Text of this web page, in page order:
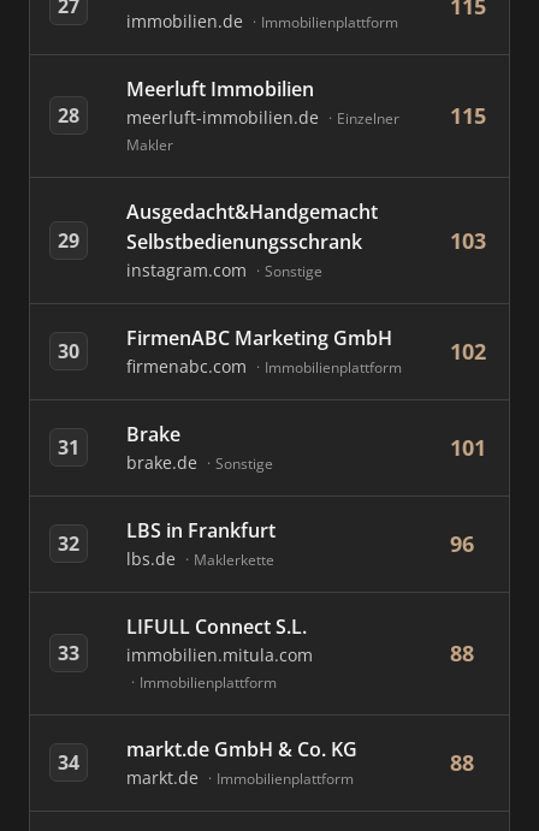
27
immobilien.de Immobilienplattform
115
28
Meerluft Immobilien
meerluft-immobilien.de
Einzelner
Makler
115
29
Ausgedacht&Handgemacht
Selbstbedienungsschrank
instagram.com Sonstige
103
30 FirmenABC Marketing GmbH
firmenabc.com Immobilienplattform
102
31 Brake
brake.de Sonstige
101
32 LBS in Frankfurt
lbs.de Maklerkette
96
33
LIFULL Connect S.L.
immobilien.mitula.com
Immobilienplattform
88
34 markt.de GmbH & Co. KG
markt.de Immobilienplattform
88